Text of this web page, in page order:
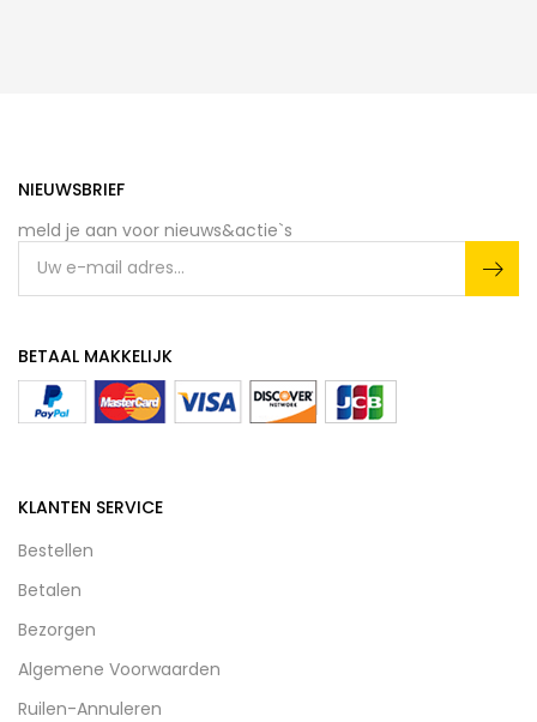
NIEUWSBRIEF
meld je aan voor nieuws&actie`s
BETAAL MAKKELIJK
KLANTEN SERVICE
Bestellen
Betalen
Bezorgen
Algemene Voorwaarden
Ruilen-Annuleren